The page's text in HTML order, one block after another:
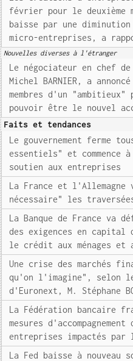
février pour le
baisse par une diminution
micro-entreprises, a
Nouvelles diverses à l'étranger
Le négociateur en chef
Michel BARNIER, a
membres d'un
pouvoir être le nouvel
Faits et tendances
Le gouvernement ferme
essentiels" et commence
soutien aux entreprises
La France et
nécessaire" les
La Banque de France va
des exigences en capital
le crédit aux ménages et
Une crise des marchés
qu'on l'imagine", selon
d'Euronext, M. Stéphane
La Fédération bancaire
mesures
entreprises impactés
La Fed baisse à